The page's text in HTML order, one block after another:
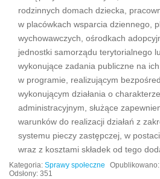
rodzinnych domach dziecka,
w placówkach wsparcia dziennego,
wychowawczych, ośrodkach
jednostki samorządu terytorialnego
wykonujące zadania publiczne na
w programie, realizującym
wykonującym działania o
administracyjnym, służące
warunków do realizacji działań z
systemu pieczy zastępczej, w
wraz z kosztami składek od tego
Kategoria: Sprawy społeczne
Odsłony: 351